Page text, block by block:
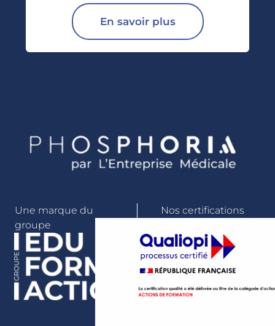
En savoir plus
Une marque du
groupe
Nos certifications